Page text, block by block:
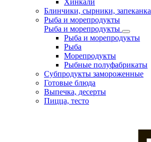
Хинкали
Блинчики, сырники, запеканка
Рыба и морепродукты
Рыба и морепродукты
Рыба и морепродукты
Рыба
Морепродукты
Рыбные полуфабрикаты
Субпродукты замороженные
Готовые блюда
Выпечка, десерты
Пицца, тесто